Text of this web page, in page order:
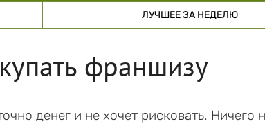
ЛУЧШЕЕ ЗА НЕДЕЛЮ
франшизу
денег и не хочет рисковать. Ничего